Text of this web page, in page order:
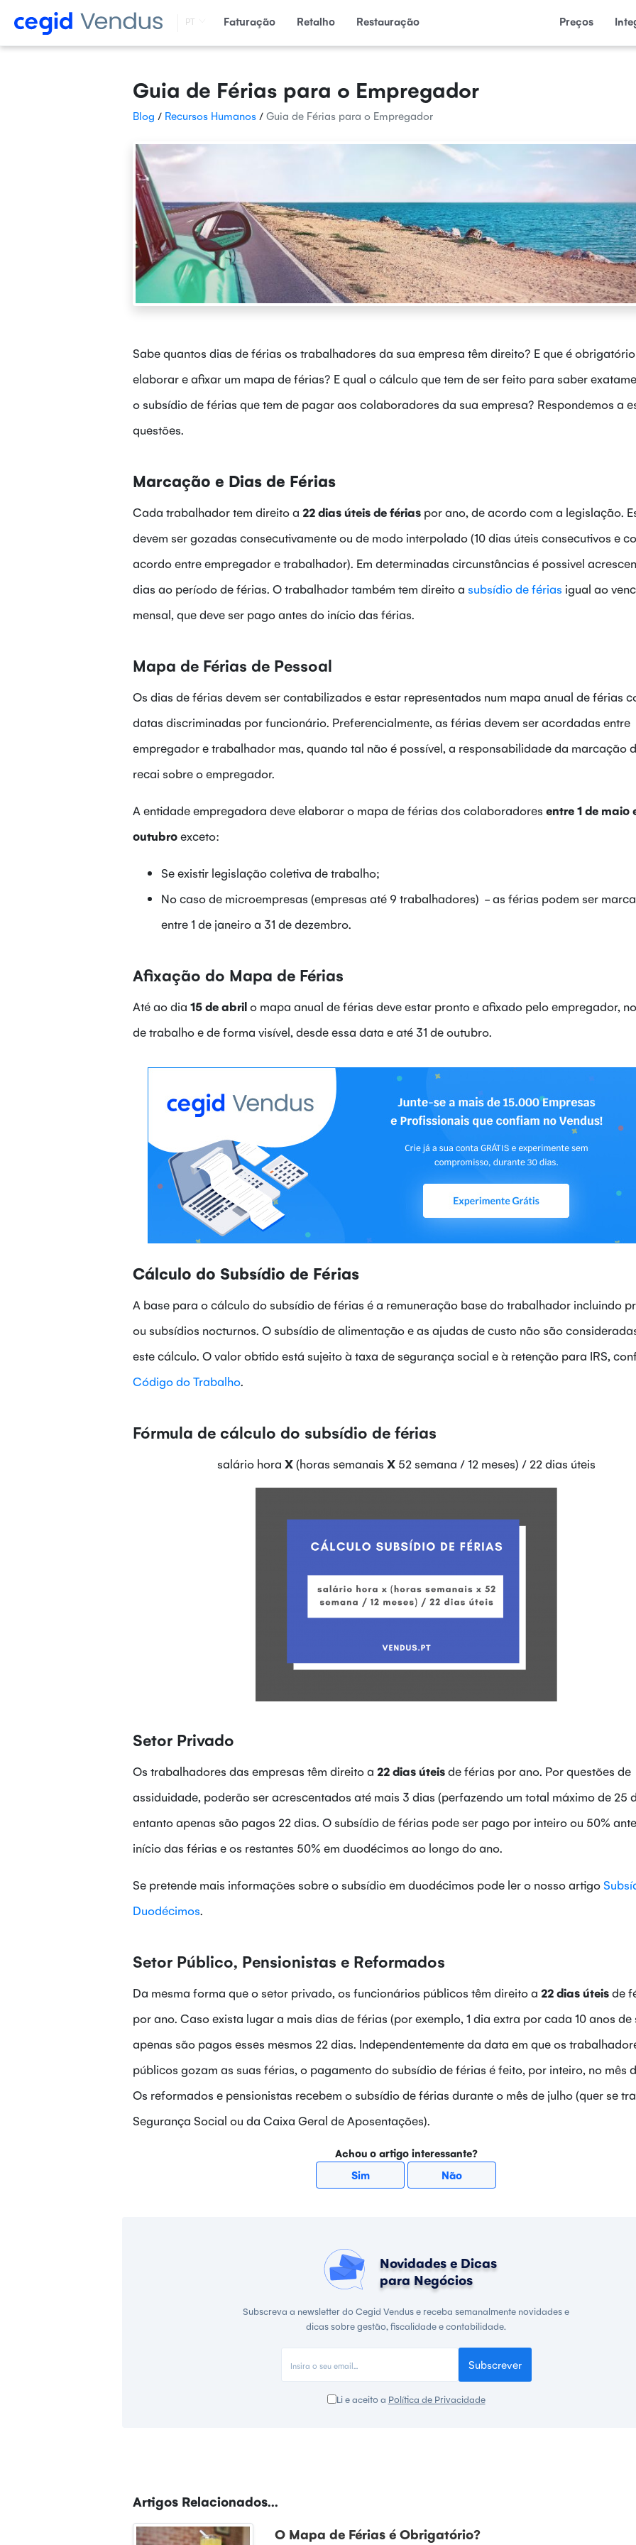
PT Faturação Retalho Restauração Preços
Guia de Férias para o Empregador
Blog / Recursos Humanos / Guia de Férias para o Empregador
Sabe quantos dias de férias os trabalhadores da sua empresa têm direito? E que é obrigatório
elaborar e afixar um mapa de férias? E qual o cálculo que tem de ser feito para saber
o subsídio de férias que tem de pagar aos colaboradores da sua empresa? Respondemos a
questões.
Marcação e Dias de Férias
Cada trabalhador tem direito a 22 dias úteis de férias por ano, de acordo com a legislação.
devem ser gozadas consecutivamente ou de modo interpolado (10 dias úteis consecutivos e
acordo entre empregador e trabalhador). Em determinadas circunstâncias é possivel
dias ao período de férias. O trabalhador também tem direito a subsídio de férias igual ao
mensal, que deve ser pago antes do início das férias.
Mapa de Férias de Pessoal
Os dias de férias devem ser contabilizados e estar representados num mapa anual de férias
datas discriminadas por funcionário. Preferencialmente, as férias devem ser acordadas entre
empregador e trabalhador mas, quando tal não é possível, a responsabilidade da marcação
recai sobre o empregador.
A entidade empregadora deve elaborar o mapa de férias dos colaboradores entre 1 de maio
outubroexceto:
Se existir legislação coletiva de trabalho;
No caso de microempresas (empresas até 9 trabalhadores) - as férias podem ser
entre 1 de janeiro a 31 de dezembro.
Afixação do Mapa de Férias
Até ao dia 15 de abrilo mapa anual de férias deve estar pronto e afixado pelo empregador,
de trabalho e de forma visível, desde essa data e até 31 de outubro.
Cálculo do Subsídio de Férias
A base para o cálculo do subsídio de férias é a remuneração base do trabalhador incluindo
ou subsídios nocturnos. O subsídio de alimentação e as ajudas de custo não são
este cálculo. O valor obtido está sujeito à taxa de segurança social e à retenção para IRS,
Código do Trabalho.
Fórmula de cálculo do subsídio de férias
salário hora X(horas semanais X52 semana / 12 meses) / 22 dias úteis
Setor Privado
Os trabalhadores das empresas têm direito a 22 dias úteisde férias por ano. Por questões de
assiduidade, poderão ser acrescentados até mais 3 dias (perfazendo um total máximo de 25
entanto apenas são pagos 22 dias. O subsídio de férias pode ser pago por inteiro ou 50%
início das férias e os restantes 50% em duodécimos ao longo do ano.
Se pretende mais informações sobre o subsídio em duodécimos pode ler o nosso artigo
Duodécimos.
Setor Público, Pensionistas e Reformados
Da mesma forma que o setor privado, os funcionários públicos têm direito a 22 dias úteisde
por ano. Caso exista lugar a mais dias de férias (por exemplo, 1 dia extra por cada 10 anos de
apenas são pagos esses mesmos 22 dias. Independentemente da data em que os
públicos gozam as suas férias, o pagamento do subsídio de férias é feito, por inteiro, no mês
Os reformados e pensionistas recebem o subsídio de férias durante o mês de julho (quer se
Segurança Social ou da Caixa Geral de Aposentações).
Achou o artigo interessante?
Sim
Não
Novidades e Dicas
para Negócios
Subscreva a newsletter do Cegid Vendus e receba semanalmente novidades e
dicas sobre gestão, fiscalidade e contabilidade.
Subscrever
Li e aceito a Política de Privacidade
Artigos Relacionados...
O Mapa de Férias é Obrigatório?